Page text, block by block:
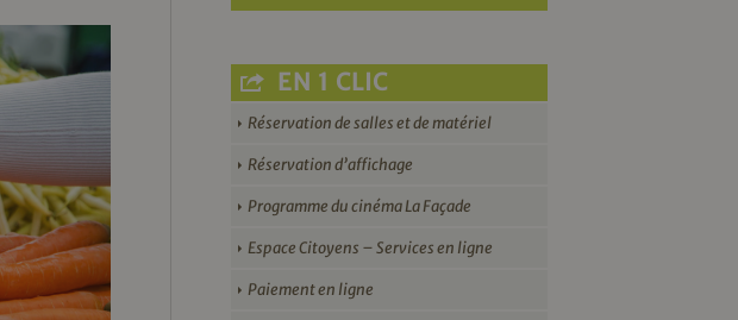
EN 1 CLIC
Réservation de salles et de matériel
Réservation d’affichage
Programme du cinéma La Façade
Espace Citoyens – Services en ligne
Paiement en ligne